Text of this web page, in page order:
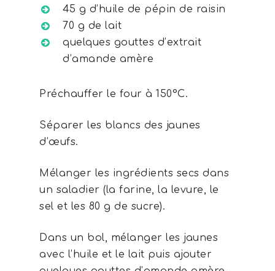
45 g d’huile de pépin de raisin
70 g de lait
quelques gouttes d’extrait
d’amande amère
Préchauffer le four à 150°C.
Séparer les blancs des jaunes
d’œufs.
Mélanger les ingrédients secs dans
un saladier (la farine, la levure, le
sel et les 80 g de sucre).
Dans un bol, mélanger les jaunes
avec l’huile et le lait puis ajouter